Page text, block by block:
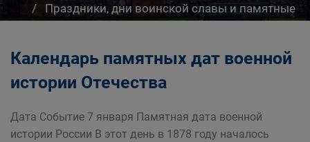
Праздники, дни воинской славы и памятные
даты*
Календарь памятных дат военной
истории Отечества
Дата Событие 7 января Памятная дата военной
истории России В этот день в 1878 году началось